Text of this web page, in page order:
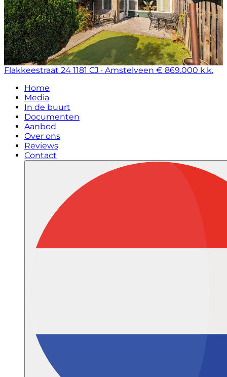
Flakkeestraat 24 1181 CJ · Amstelveen € 869.000 k.k.
Home
Media
In de buurt
Documenten
Aanbod
Over ons
Reviews
Contact